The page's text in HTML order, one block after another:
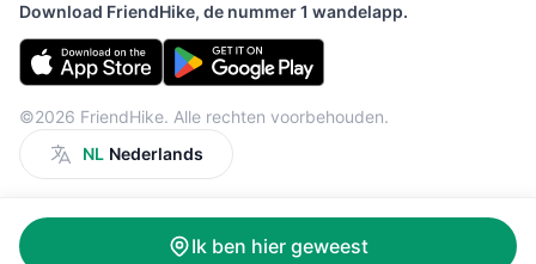
Ik ben hier geweest
Download FriendHike, de nummer 1 wandelapp.
©2026 FriendHike. Alle rechten voorbehouden.
NL Nederlands